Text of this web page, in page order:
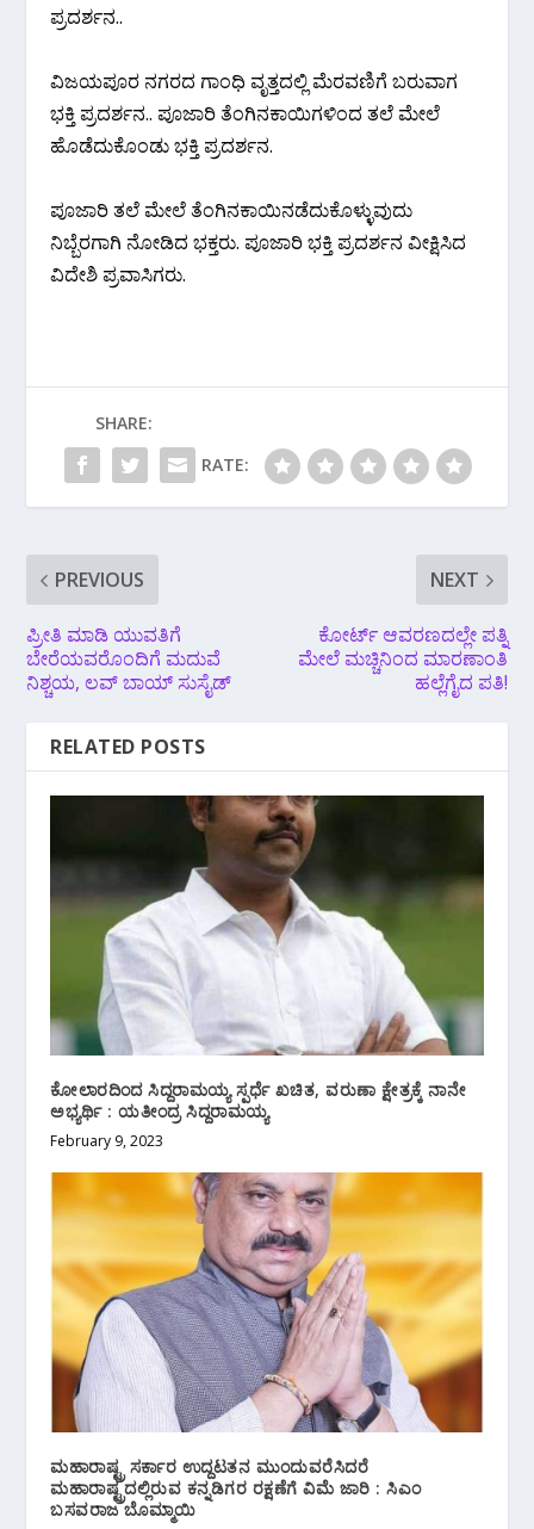
ಪ್ರದರ್ಶನ..
ವಿಜಯಪೂರ ನಗರದ ಗಾಂಧಿ ವೃತ್ತದಲ್ಲಿ ಮೆರವಣಿಗೆ ಬರುವಾಗ
ಭಕ್ತಿ ಪ್ರದರ್ಶನ.. ಪೂಜಾರಿ ತೆಂಗಿನಕಾಯಿಗಳಿಂದ ತಲೆ ಮೇಲೆ
ಹೊಡೆದುಕೊಂಡು ಭಕ್ತಿ ಪ್ರದರ್ಶನ.
ಪೂಜಾರಿ ತಲೆ ಮೇಲೆ ತೆಂಗಿನಕಾಯಿನಡೆದುಕೊಳ್ಳುವುದು
ನಿಬ್ಬೆರಗಾಗಿ ನೋಡಿದ ಭಕ್ತರು. ಪೂಜಾರಿ ಭಕ್ತಿ ಪ್ರದರ್ಶನ ವೀಕ್ಷಿಸಿದ
ವಿದೇಶಿ ಪ್ರವಾಸಿಗರು.
SHARE:
RATE:
PREVIOUS
ಪ್ರೀತಿ ಮಾಡಿ ಯುವತಿಗೆ
ಬೇರೆಯವರೊಂದಿಗೆ ಮದುವೆ
ನಿಶ್ಚಯ, ಲವ್ ಬಾಯ್ ಸುಸೈಡ್
NEXT
ಕೋರ್ಟ್ ಆವರಣದಲ್ಲೇ ಪತ್ನಿ
ಮೇಲೆ ಮಚ್ಚಿನಿಂದ ಮಾರಣಾಂತಿ
ಹಲ್ಲೆಗೈದ ಪತಿ!
RELATED POSTS
ಕೋಲಾರದಿಂದ ಸಿದ್ದರಾಮಯ್ಯ ಸ್ಪರ್ಧೆ ಖಚಿತ, ವರುಣಾ ಕ್ಷೇತ್ರಕ್ಕೆ ನಾನೇ
ಅಭ್ಯರ್ಥಿ : ಯತೀಂದ್ರ ಸಿದ್ದರಾಮಯ್ಯ
February 9, 2023
ಮಹಾರಾಷ್ಟ್ರ ಸರ್ಕಾರ ಉದ್ದಟತನ ಮುಂದುವರೆಸಿದರೆ
ಮಹಾರಾಷ್ಟ್ರದಲ್ಲಿರುವ ಕನ್ನಡಿಗರ ರಕ್ಷಣೆಗೆ ವಿಮೆ ಜಾರಿ : ಸಿಎಂ
ಬಸವರಾಜ ಬೊಮ್ಮಾಯಿ